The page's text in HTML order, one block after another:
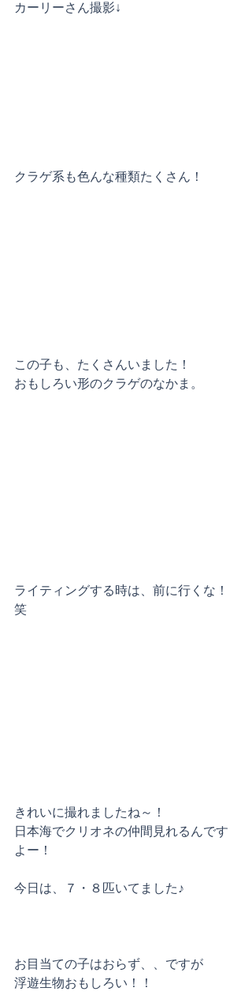
カーリーさん撮影↓
クラゲ系も色んな種類たくさん！
この子も、たくさんいました！
おもしろい形のクラゲのなかま。
ライティングする時は、前に行くな！
笑
きれいに撮れましたね～！
日本海でクリオネの仲間見れるんです
よー！
今日は、７・８匹いてました♪
お目当ての子はおらず、、ですが
浮遊生物おもしろい！！